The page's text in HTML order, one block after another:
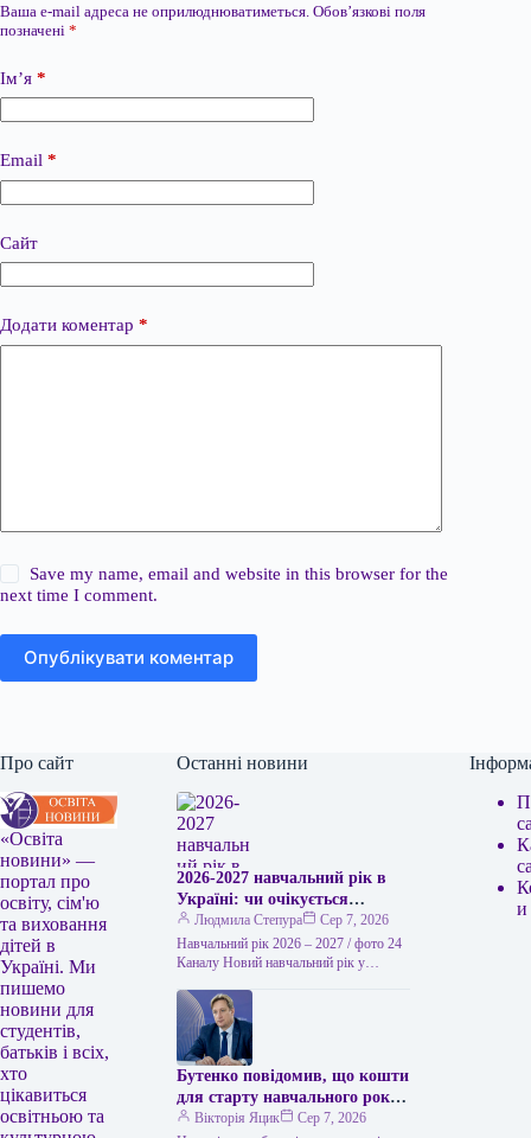
Ваша e-mail адреса не оприлюднюватиметься. Обов’язкові поля
позначені *
Ім’я *
Email *
Сайт
Додати коментар *
Save my name, email and website in this browser for the
next time I comment.
Опублікувати коментар
Про сайт
«Освіта
новини» —
портал про
освіту, сім'ю
та виховання
дітей в
Україні. Ми
пишемо
новини для
студентів,
батьків і всіх,
хто
цікавиться
освітньою та
Останні новини
2026-2027 навчальний рік в
Україні: чи очікується
підвищення заробітної плати
вчителів та стипендій з 1
вересня
Людмила Степура
Сер 7, 2026
Навчальний рік 2026 – 2027 / фото 24
Каналу Новий навчальний рік у
розпочинається 1 вересня. Від…
Бутенко повідомив, що кошти
для старту навчального року
є. Вікторія Яцик
Сер 7, 2026
и